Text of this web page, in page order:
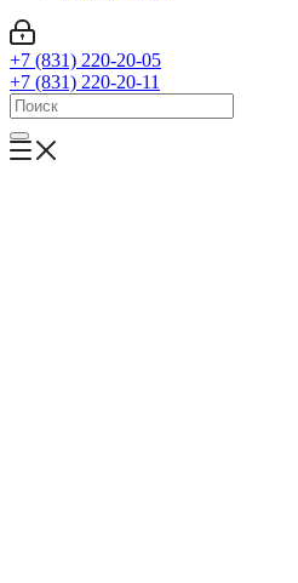
+7 (831) 220-20-05
+7 (831) 220-20-11